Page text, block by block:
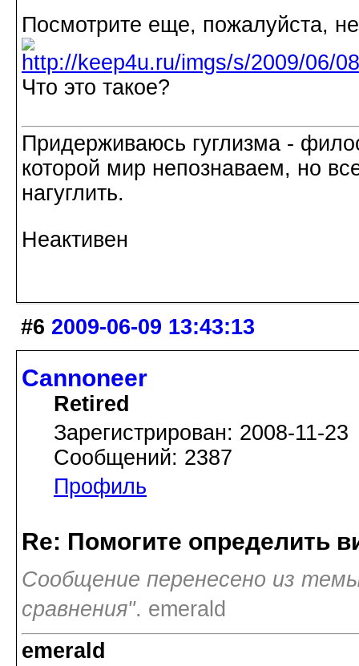
Посмотрите еще, пожалуйста,
Что это такое?
Придерживаюсь гуглизма -
которой мир непознаваем, но
нагуглить.
Неактивен
#6 2009-06-09 13:43:13
Cannoneer
Retired
Зарегистрирован: 2008-11-23
Сообщений: 2387
Профиль
Re: Помогите определить
Сообщение перенесено из
сравнения". emerald
emerald